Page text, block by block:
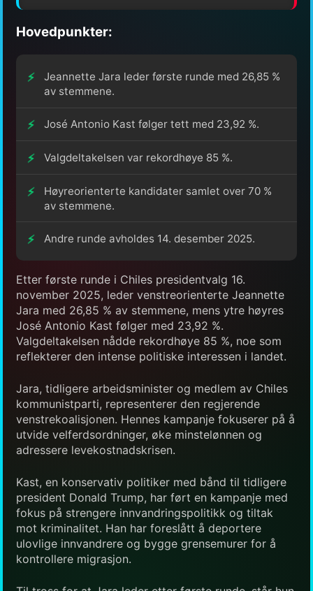
Hovedpunkter:
Jeannette Jara leder første runde med 26,85 %
av stemmene.
José Antonio Kast følger tett med 23,92 %.
Valgdeltakelsen var rekordhøye 85 %.
Høyreorienterte kandidater samlet over 70 %
av stemmene.
Andre runde avholdes 14. desember 2025.
Etter første runde i Chiles presidentvalg 16.
november 2025, leder venstreorienterte Jeannette
Jara med 26,85 % av stemmene, mens ytre høyres
José Antonio Kast følger med 23,92 %.
Valgdeltakelsen nådde rekordhøye 85 %, noe som
reflekterer den intense politiske interessen i landet.
Jara, tidligere arbeidsminister og medlem av Chiles
kommunistparti, representerer den regjerende
venstrekoalisjonen. Hennes kampanje fokuserer på å
utvide velferdsordninger, øke minstelønnen og
adressere levekostnadskrisen.
Kast, en konservativ politiker med bånd til tidligere
president Donald Trump, har ført en kampanje med
fokus på strengere innvandringspolitikk og tiltak
mot kriminalitet. Han har foreslått å deportere
ulovlige innvandrere og bygge grensemurer for å
kontrollere migrasjon.